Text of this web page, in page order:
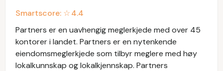
Smartscore: ☆4.4
Partners er en uavhengig meglerkjede med over 45
kontorer i landet. Partners er en nytenkende
eiendomsmeglerkjede som tilbyr meglere med høy
lokalkunnskap og lokalkjennskap. Partners